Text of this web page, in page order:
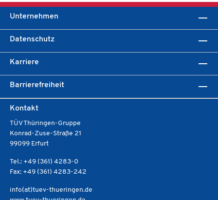
Unternehmen
Datenschutz
Karriere
Barrierefreiheit
Kontakt
TÜV Thüringen-Gruppe
Konrad-Zuse-Straße 21
99099 Erfurt
Tel.: +49 (361) 4283-0
Fax: +49 (361) 4283-242
info(at)tuev-thueringen.de